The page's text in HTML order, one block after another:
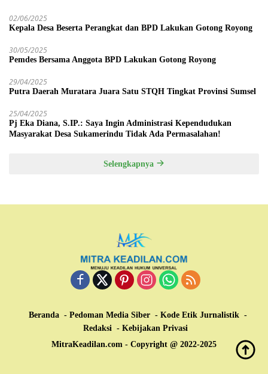
02/06/2025
Kepala Desa Beserta Perangkat dan BPD Lakukan Gotong Royong
30/05/2025
Pemdes Bersama Anggota BPD Lakukan Gotong Royong
29/04/2025
Putra Daerah Muratara Juara Satu STQH Tingkat Provinsi Sumsel
25/04/2025
Pj Eka Diana, S.IP.: Saya Ingin Administrasi Kependudukan
Masyarakat Desa Sukamerindu Tidak Ada Permasalahan!
Selengkapnya
Beranda Pedoman Media Siber
Kode Etik Jurnalistik
Redaksi
Kebijakan Privasi
MitraKeadilan.com - Copyright @ 2022-2025